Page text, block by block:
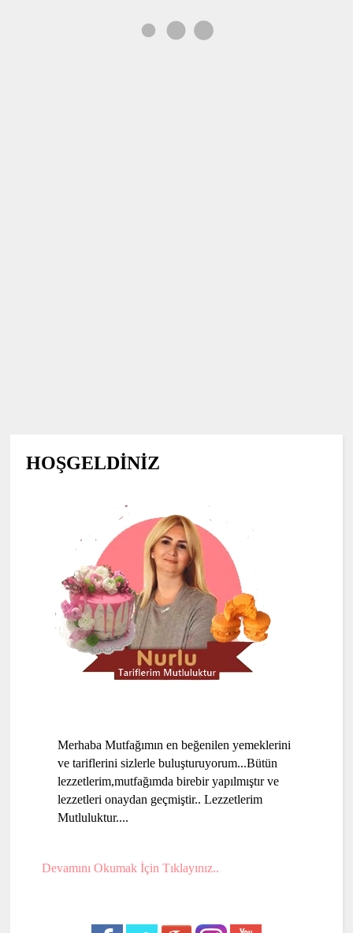
HOŞGELDİNİZ
Merhaba Mutfağımın en beğenilen yemeklerini
ve tariflerini sizlerle buluşturuyorum...Bütün
lezzetlerim,mutfağımda birebir yapılmıştır ve
lezzetleri onaydan geçmiştir.. Lezzetlerim
Mutluluktur....
Devamını Okumak İçin Tıklayınız..